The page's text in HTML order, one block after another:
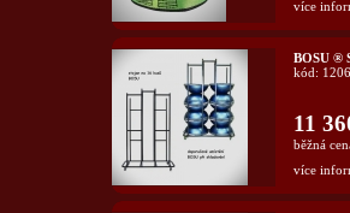
více
BOSU ®
kód:
11
běžná
více